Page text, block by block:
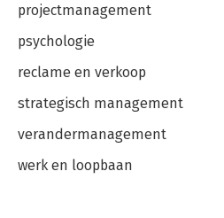
projectmanagement
psychologie
reclame en verkoop
strategisch management
verandermanagement
werk en loopbaan